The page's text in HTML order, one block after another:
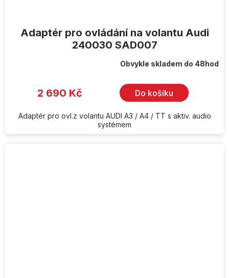
Adaptér pro ovládání na volantu Audi
240030 SAD007
Obvykle skladem do 48hod
2 690 Kč Do košíku
Adaptér pro ovl.z volantu AUDI A3 / A4 / TT s aktiv. audio
systémem